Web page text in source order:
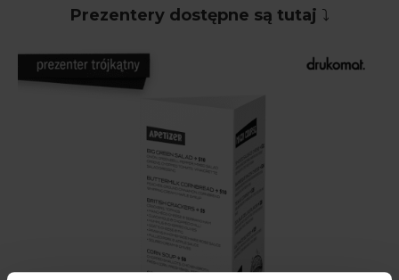
Prezentery dostępne są tutaj ⤵